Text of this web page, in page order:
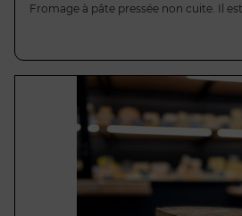
Fromage à pâte pressée non cuite. Il est